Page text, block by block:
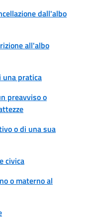
dall'albo
all'albo
una pratica
preavviso o
o di una sua
civica
o materno al